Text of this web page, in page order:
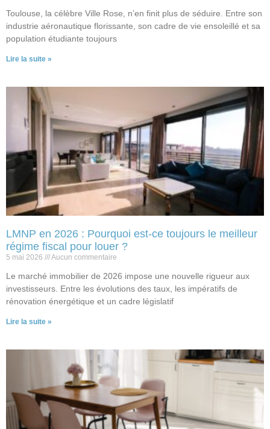
Toulouse, la célèbre Ville Rose, n’en finit plus de séduire. Entre son
industrie aéronautique florissante, son cadre de vie ensoleillé et sa
population étudiante toujours
Lire la suite »
LMNP en 2026 : Pourquoi est-ce toujours le meilleur
régime fiscal pour louer ?
5 mai 2026 Aucun commentaire
Le marché immobilier de 2026 impose une nouvelle rigueur aux
investisseurs. Entre les évolutions des taux, les impératifs de
rénovation énergétique et un cadre législatif
Lire la suite »